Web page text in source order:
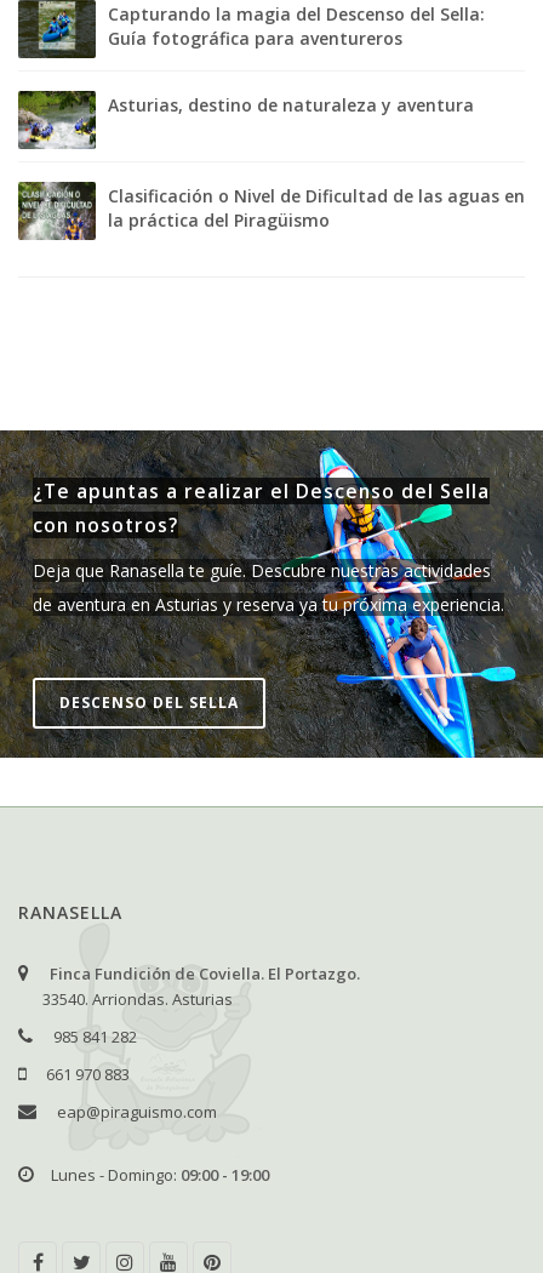
Capturando la magia del Descenso del Sella:
Guía fotográfica para aventureros
Asturias, destino de naturaleza y aventura
Clasificación o Nivel de Dificultad de las aguas en
la práctica del Piragüismo
¿Te apuntas a realizar el Descenso del Sella
con nosotros?
Deja que Ranasella te guíe. Descubre nuestras actividades
de aventura en Asturias y reserva ya tu próxima experiencia.
DESCENSO DEL SELLA
RANASELLA
Finca Fundición de Coviella. El Portazgo.
33540. Arriondas. Asturias
985 841 282
661 970 883
eap@piraguismo.com
Lunes - Domingo: 09:00 - 19:00